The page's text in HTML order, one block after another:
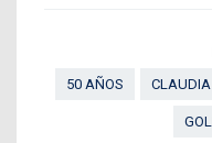
50 AÑOS
CLAUDIA